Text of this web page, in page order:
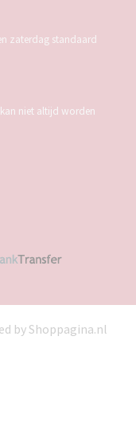
zaterdag standaard
niet altijd worden
by Shoppagina.nl